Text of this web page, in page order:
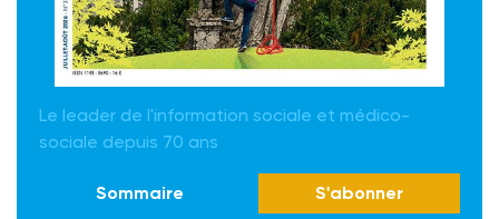
Le leader de l'information sociale et médico-
sociale depuis 70 ans
Sommaire S'abonner